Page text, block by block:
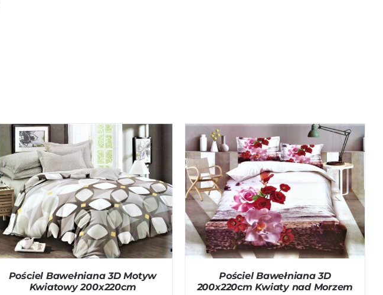
DODAJ DO KOSZYKA / QUICK VIEW
Pościel Bawełniana 3D Motyw
Kwiatowy 200x220cm
DODAJ DO KOSZYKA / QUICK VIEW
Pościel Bawełniana 3D
200x220cm Kwiaty nad Morzem